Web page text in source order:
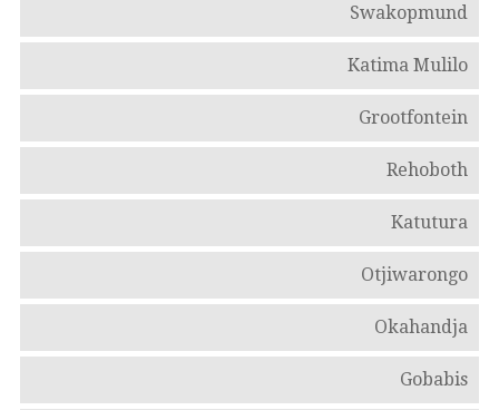
Swakopmund
Katima Mulilo
Grootfontein
Rehoboth
Katutura
Otjiwarongo
Okahandja
Gobabis